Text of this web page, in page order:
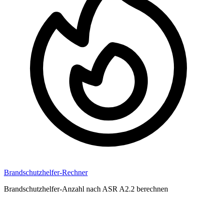
Brandschutzhelfer-Rechner
Brandschutzhelfer-Anzahl nach ASR A2.2 berechnen